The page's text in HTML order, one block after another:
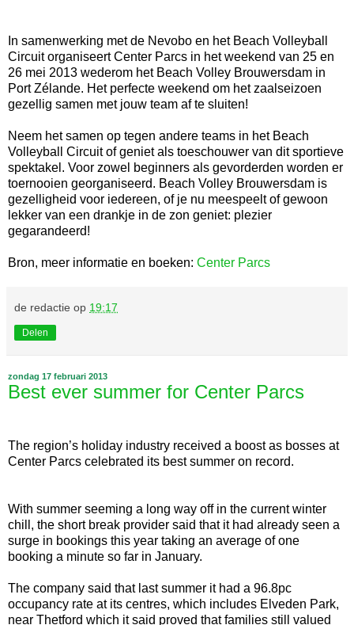
In samenwerking met de Nevobo en het Beach Volleyball
Circuit organiseert Center Parcs in het weekend van 25 en
26 mei 2013 wederom het Beach Volley Brouwersdam in
Port Zélande. Het perfecte weekend om het zaalseizoen
gezellig samen met jouw team af te sluiten!
Neem het samen op tegen andere teams in het Beach
Volleyball Circuit of geniet als toeschouwer van dit sportieve
spektakel. Voor zowel beginners als gevorderden worden er
toernooien georganiseerd. Beach Volley Brouwersdam is
gezelligheid voor iedereen, of je nu meespeelt of gewoon
lekker van een drankje in de zon geniet: plezier
gegarandeerd!
Bron, meer informatie en boeken: Center Parcs
de redactie op 19:17
Delen
zondag 17 februari 2013
Best ever summer for Center Parcs
The region’s holiday industry received a boost as bosses at
Center Parcs celebrated its best summer on record.
With summer seeming a long way off in the current winter
chill, the short break provider said that it had already seen a
surge in bookings this year taking an average of one
booking a minute so far in January.
The company said that last summer it had a 96.8pc
occupancy rate at its centres, which includes Elveden Park,
near Thetford which it said proved that families still valued